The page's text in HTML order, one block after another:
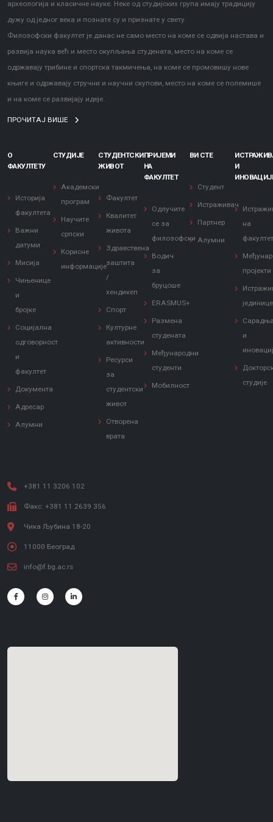
археологија и класичне науке. Неке од студијских група имају традицију
дужу од једног века и познате су и признате у свету.
Филозофски факултет је данас не само место на коме се одвија настава и
развија наука већ и место окупљања студената, место на коме се
одржавају трибине и спортска такмичења, на коме се промовишу нове
књиге и одржавају стручни и научни скупови, место на коме се полемише
и на коме се развијају идеје.
ПРОЧИТАЈ ВИШЕ
О
ФАКУЛТЕТУ
Историја
факултета
Важни
датуми
Мисија
Чињенице
и
бројке
Социјална
одговорност
и
факултет
Документа
Адресар
Алумни
СТУДИЈЕ
Академски
програм
Научите
српски
Корисне
информације
СТУДЕНТСКИ
ЖИВОТ
Факултет
Квалитет
живота
Здравствена
заштита
/
хендикеп
Спорт
Културне
активности
Ресурси
за
студентски
живот
Отворена
врата
ПРИЈЕМИ
НА
ФАКУЛТЕТ
Одлучите
се за
филозофски
Водич
за
бруцоше
ERASMUS+
Размена
студената
Међународни
студенти
Мобилност
ВИ СТЕ
Студент
Истраживач
Партнер
Алумни
И
на
пројекти
јединице
и
студије
+381 11 3206 102
Факс: +381 11 2639 356
Чика Љубина 18-20
11000 Београд
info@f.bg.ac.rs